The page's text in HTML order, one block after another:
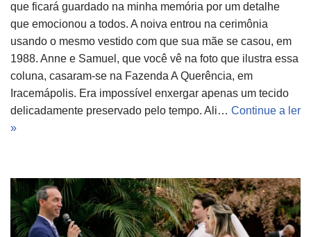
que ficará guardado na minha memória por um detalhe
que emocionou a todos. A noiva entrou na cerimônia
usando o mesmo vestido com que sua mãe se casou, em
1988. Anne e Samuel, que você vê na foto que ilustra essa
coluna, casaram-se na Fazenda A Querência, em
Iracemápolis. Era impossível enxergar apenas um tecido
delicadamente preservado pelo tempo. Ali… Continue a ler
»